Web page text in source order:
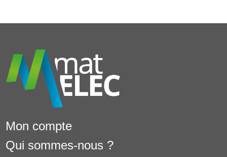
Mon compte
Qui sommes-nous ?